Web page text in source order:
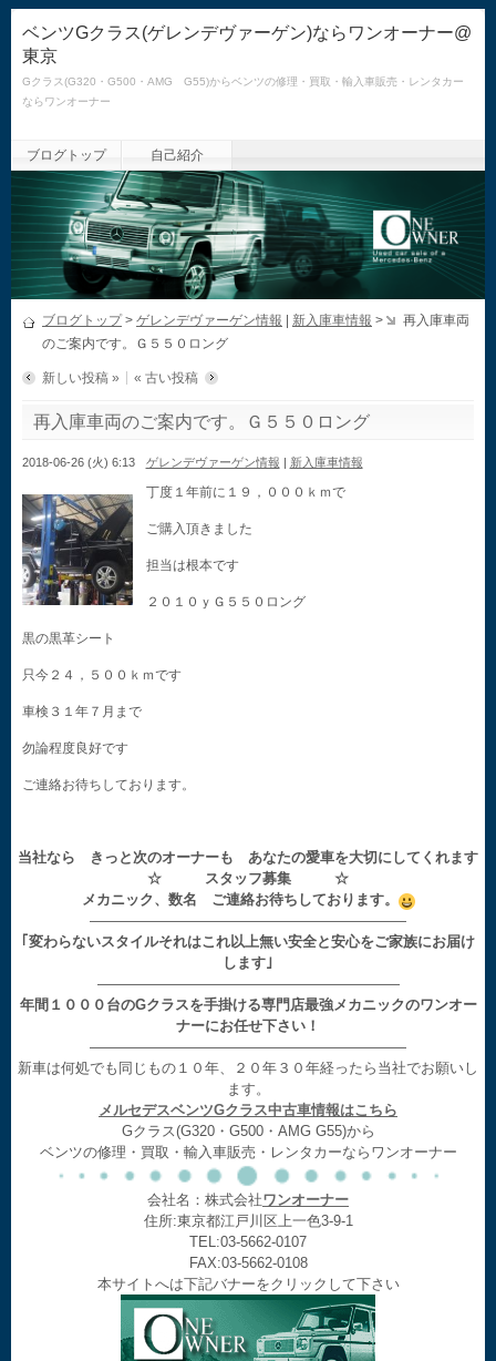
ベンツGクラス(ゲレンデヴァーゲン)ならワンオーナー@
東京
Gクラス(G320・G500・AMG G55)からベンツの修理・買取・輸入車販売・レンタカー
ならワンオーナー
ブログトップ 自己紹介
ブログトップ> ゲレンデヴァーゲン情報 新入庫車情報 >
再入庫車両
のご案内です。Ｇ５５０ロング
新しい投稿 » « 古い投稿
再入庫車両のご案内です。Ｇ５５０ロング
2018-06-26 (火) 6:13 ゲレンデヴァーゲン情報 | 新入庫車情報
丁度１年前に１９，０００ｋｍで
ご購入頂きました
担当は根本です
２０１０ｙＧ５５０ロング
黒の黒革シート
只今２４，５００ｋｍです
車検３１年７月まで
勿論程度良好です
ご連絡お待ちしております。
当社なら きっと次のオーナーも あなたの愛車を大切にしてくれます
☆ スタッフ募集 ☆
メカニック、数名 ご連絡お待ちしております。
——————————————————————
｢変わらないスタイルそれはこれ以上無い安全と安心をご家族にお届け
します｣
—————————————————————
年間１０００台のGクラスを手掛ける専門店最強メカニックのワンオー
ナーにお任せ下さい！
——————————————————————
新車は何処でも同じもの１０年、２０年３０年経ったら当社でお願いし
ます。
メルセデスベンツGクラス中古車情報はこちら
Gクラス(G320・G500・AMG G55)から
ベンツの修理・買取・輸入車販売・レンタカーならワンオーナー
会社名：株式会社ワンオーナー
住所:東京都江戸川区上一色3-9-1
TEL:03-5662-0107
FAX:03-5662-0108
本サイトへは下記バナーをクリックして下さい